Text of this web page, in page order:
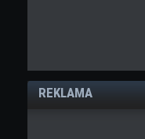
REKLAMA